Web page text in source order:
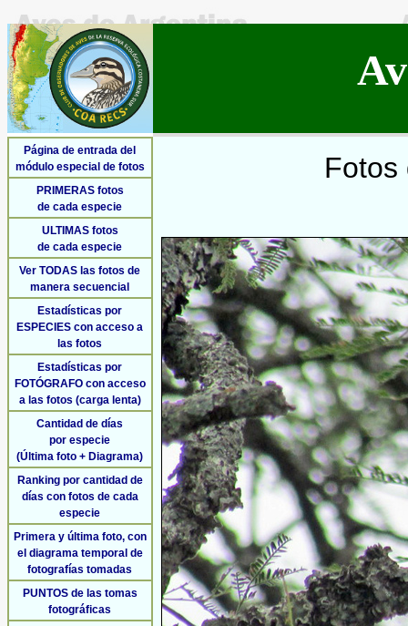
Página de entrada del
módulo especial de fotos
PRIMERAS fotos
de cada especie
ULTIMAS fotos
de cada especie
Ver TODAS las fotos de
manera secuencial
Estadísticas por
ESPECIES con acceso a
las fotos
Estadísticas por
FOTÓGRAFO con acceso
a las fotos (carga lenta)
Cantidad de días
por especie
(Última foto + Diagrama)
Ranking por cantidad de
días con fotos de cada
especie
Primera y última foto, con
el diagrama temporal de
fotografías tomadas
PUNTOS de las tomas
fotográficas
Fotos